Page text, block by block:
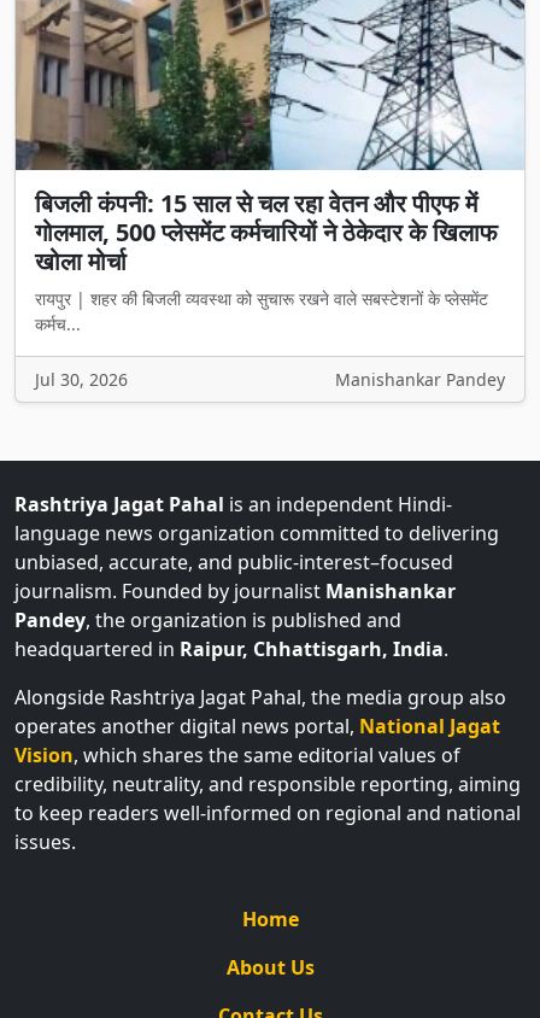
बिजली कंपनी: 15 साल से चल रहा वेतन और पीएफ में
गोलमाल, 500 प्लेसमेंट कर्मचारियों ने ठेकेदार के खिलाफ
खोला मोर्चा
रायपुर | शहर की बिजली व्यवस्था को सुचारू रखने वाले सबस्टेशनों के प्लेसमेंट
कर्मच...
Jul 30, 2026 Manishankar Pandey
language news organization committed to delivering
unbiased, accurate, and public-interest–focused
journalism. Founded by journalistManishankar
Pandey, the organization is published and
headquartered inRaipur, Chhattisgarh, India
Alongside Rashtriya Jagat Pahal, the media group also
operates another digital news portal,National Jagat
Vision, which shares the same editorial values of
credibility, neutrality, and responsible reporting, aiming
to keep readers well-informed on regional and national
issues.